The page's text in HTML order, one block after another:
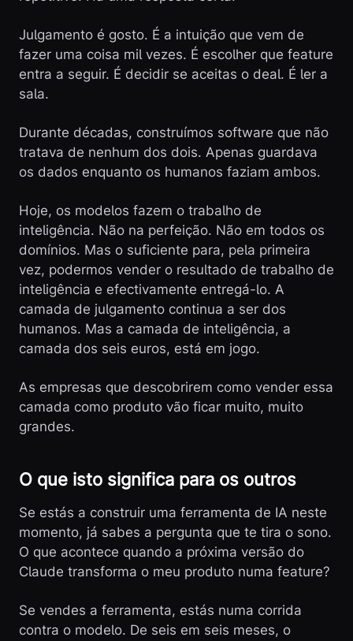
Julgamento é gosto. É a intuição que vem de
fazer uma coisa mil vezes. É escolher que feature
entra a seguir. É decidir se aceitas o deal. É ler a
sala.
Durante décadas, construímos software que não
tratava de nenhum dos dois. Apenas guardava
os dados enquanto os humanos faziam ambos.
Hoje, os modelos fazem o trabalho de
inteligência. Não na perfeição. Não em todos os
domínios. Mas o suficiente para, pela primeira
vez, podermos vender o resultado de trabalho de
inteligência e efectivamente entregá-lo. A
camada de julgamento continua a ser dos
humanos. Mas a camada de inteligência, a
camada dos seis euros, está em jogo.
As empresas que descobrirem como vender essa
camada como produto vão ficar muito, muito
grandes.
O que isto significa para os outros
Se estás a construir uma ferramenta de IA neste
momento, já sabes a pergunta que te tira o sono.
O que acontece quando a próxima versão do
Claude transforma o meu produto numa feature?
Se vendes a ferramenta, estás numa corrida
contra o modelo. De seis em seis meses, o